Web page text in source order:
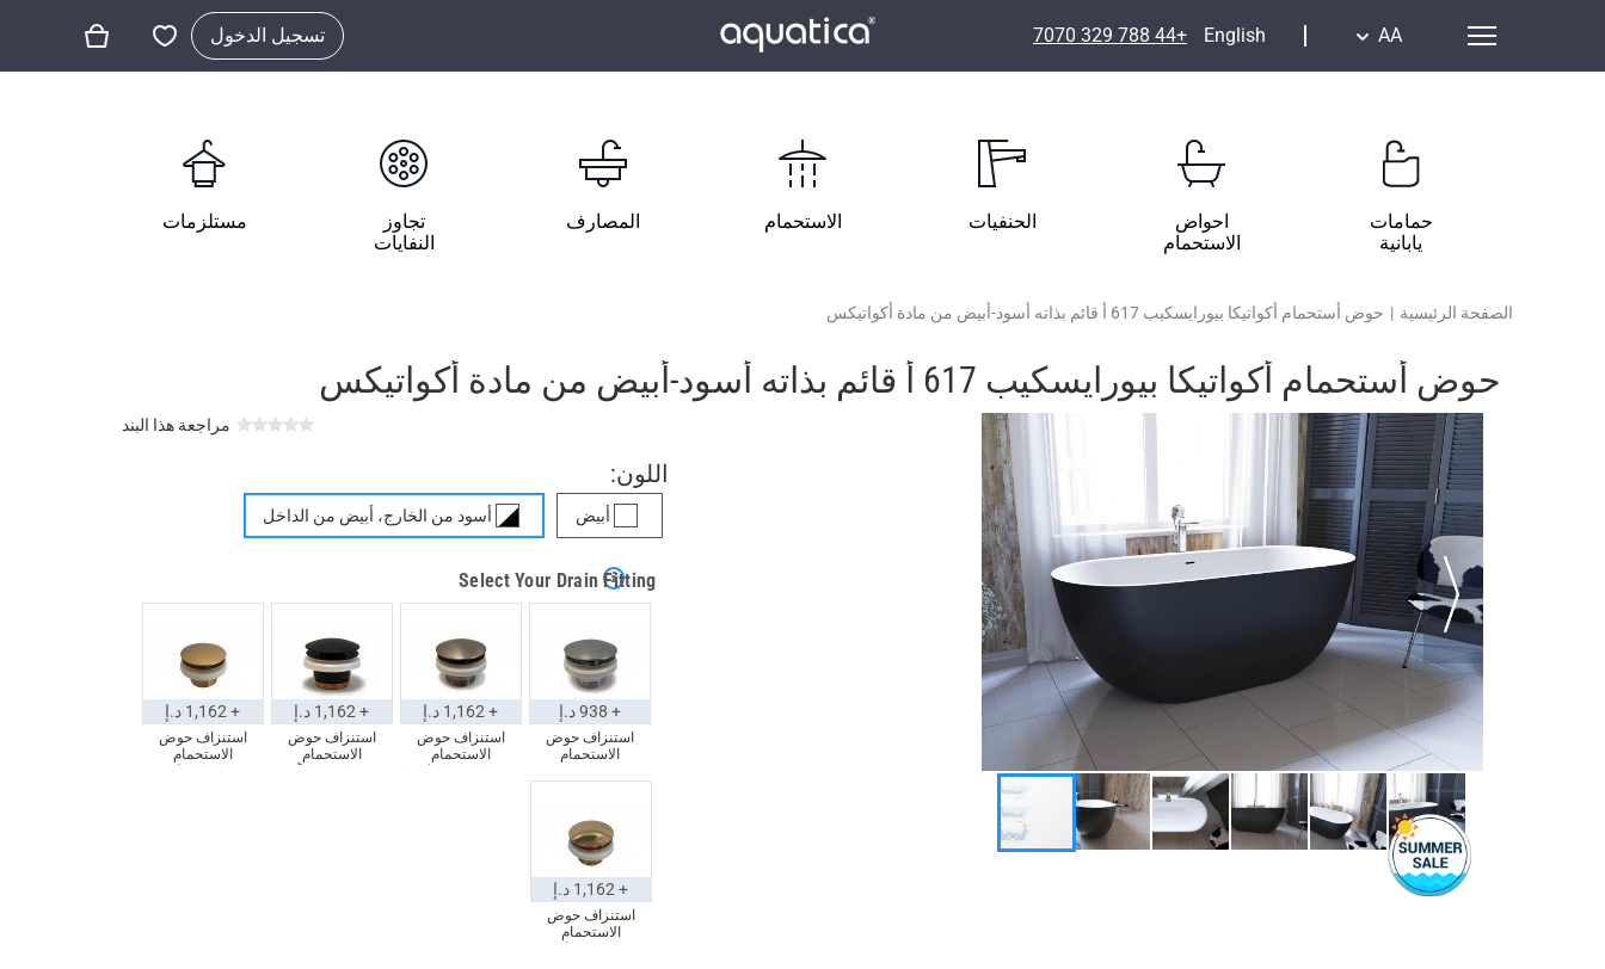
AA
English
+44 788 329 7070 تسجيل الدخول
حمامات
يابانية
احواض
الاستحمام
الحنفيات الاستحمام المصارف
تجاوز
النفايات
مستلزمات
الصفحة الرئيسية | حوض أستحمام أكواتيكا بيورايسكيب 617 أ قائم بذاته أسود-أبيض من مادة أكواتيكس
حوض أستحمام أكواتيكا بيورايسكيب 617 أ قائم بذاته أسود-أبيض من مادة أكواتيكس
مراجعة هذا البند
اللون:
أبيض أسود من الخارج، أبيض من الداخل
Select Your Drain Fitting
استنزاف حوض
الاستحمام
+ 938 د.إ
استنزاف حوض
الاستحمام
+ 1,162 د.إ
استنزاف حوض
الاستحمام
+ 1,162 د.إ
استنزاف حوض
الاستحمام
+ 1,162 د.إ
استنزاف حوض
الاستحمام
+ 1,162 د.إ